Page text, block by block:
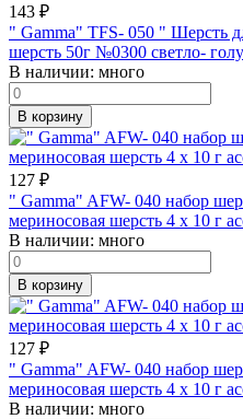
143 ₽
" Gamma" TFS- 050 " Шерсть
шерсть 50г №0300 светло-
В наличии: много
В корзину
127 ₽
" Gamma" AFW- 040 набор
мериносовая шерсть 4 х 10 г
В наличии: много
В корзину
127 ₽
" Gamma" AFW- 040 набор
мериносовая шерсть 4 х 10 г
В наличии: много